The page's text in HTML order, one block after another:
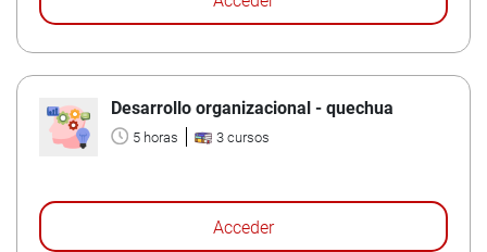
Desarrollo organizacional - quechua
5 horas 3 cursos
Acceder